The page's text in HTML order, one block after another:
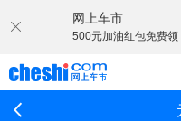
网上车市
500元加油红包免费领